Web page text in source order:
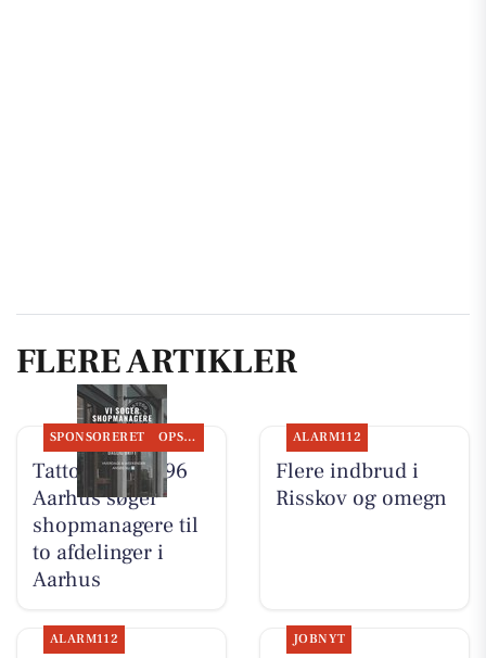
FLERE ARTIKLER
SPONSORERET OPSLAGSTAVLEN
Tattoo Studio 96
Aarhus søger
shopmanagere til
to afdelinger i
Aarhus
ALARM112
Flere indbrud i
Risskov og omegn
ALARM112 JOBNYT